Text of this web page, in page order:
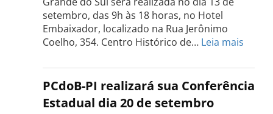
18
de
setembro
setembro, das 9h às 18 horas, no Hotel
Embaixador, localizado na Rua Jerônimo
Coelho, 354. Centro Histórico de… Leia mais
do
PCdoB
Rio
PCdoB-PI realizará sua Conferência
Estadual dia 20 de setembro